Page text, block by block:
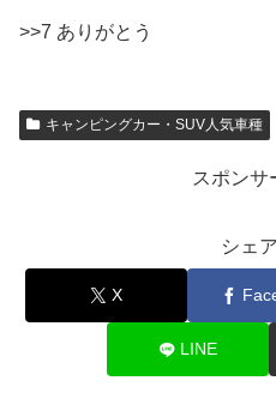
>>7 ありがとう
キャンピングカー・SUV人気車種
スポンサ
シェ
X
LINE